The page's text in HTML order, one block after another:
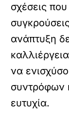
σχέσεις
ανάπτυξη
να
συντρόφων
ευτυχία.